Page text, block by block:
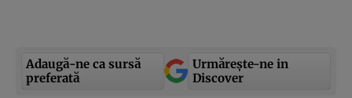
Adaugă-ne ca sursă
preferată
Urmărește-ne in
Discover